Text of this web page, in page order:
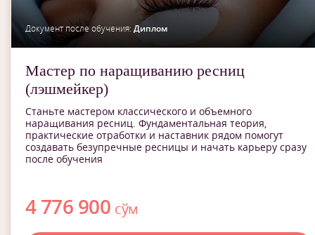
Документ после обучения: Диплом
Мастер по наращиванию ресниц
(лэшмейкер)
Станьте мастером классического и объемного
наращивания ресниц. Фундаментальная теория,
практические отработки и наставник рядом помогут
создавать безупречные ресницы и начать карьеру сразу
после обучения
4 776 900 сўм